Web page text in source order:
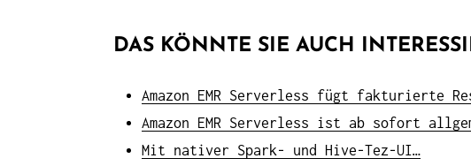
DAS KÖNNTE SIE AUCH
Amazon EMR Serverless fügt fakturierte
Amazon EMR Serverless ist ab sofort
Mit nativer Spark- und Hive-Tez-UI…